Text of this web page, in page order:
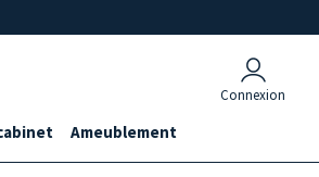
Connexion
Ameublement